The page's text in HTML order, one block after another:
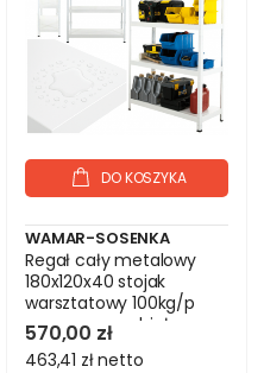
DO KOSZYKA
WAMAR-SOSENKA
Regał cały metalowy
180x120x40 stojak
warsztatowy 100kg/p
magazynowy biały
570,00 zł
463,41 złnetto